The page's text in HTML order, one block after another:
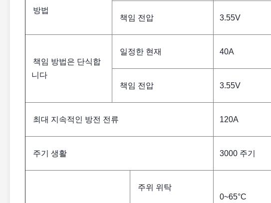
방법
책임 전압 3.55V
책임 방법은 단식합
니다
일정한 현재 40A
책임 전압 3.55V
최대 지속적인 방전 전류 120A
주기 생활 3000 주기
주위 위탁
0~65°C